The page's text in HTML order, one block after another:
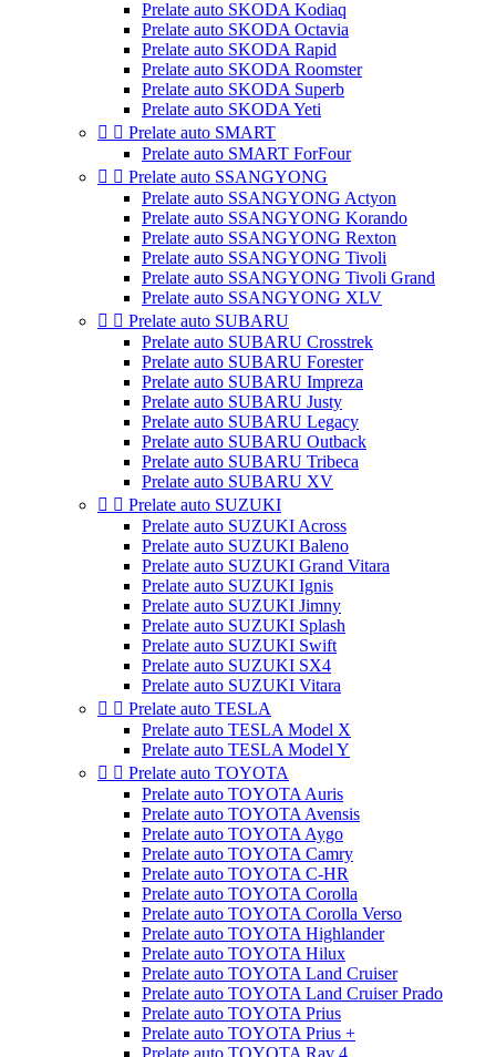
Prelate auto SKODA Kodiaq
Prelate auto SKODA Octavia
Prelate auto SKODA Rapid
Prelate auto SKODA Roomster
Prelate auto SKODA Superb
Prelate auto SKODA Yeti
  Prelate auto SMART
Prelate auto SMART ForFour
  Prelate auto SSANGYONG
Prelate auto SSANGYONG Actyon
Prelate auto SSANGYONG Korando
Prelate auto SSANGYONG Rexton
Prelate auto SSANGYONG Tivoli
Prelate auto SSANGYONG Tivoli Grand
Prelate auto SSANGYONG XLV
  Prelate auto SUBARU
Prelate auto SUBARU Crosstrek
Prelate auto SUBARU Forester
Prelate auto SUBARU Impreza
Prelate auto SUBARU Justy
Prelate auto SUBARU Legacy
Prelate auto SUBARU Outback
Prelate auto SUBARU Tribeca
Prelate auto SUBARU XV
  Prelate auto SUZUKI
Prelate auto SUZUKI Across
Prelate auto SUZUKI Baleno
Prelate auto SUZUKI Grand Vitara
Prelate auto SUZUKI Ignis
Prelate auto SUZUKI Jimny
Prelate auto SUZUKI Splash
Prelate auto SUZUKI Swift
Prelate auto SUZUKI SX4
Prelate auto SUZUKI Vitara
  Prelate auto TESLA
Prelate auto TESLA Model X
Prelate auto TESLA Model Y
  Prelate auto TOYOTA
Prelate auto TOYOTA Auris
Prelate auto TOYOTA Avensis
Prelate auto TOYOTA Aygo
Prelate auto TOYOTA Camry
Prelate auto TOYOTA C-HR
Prelate auto TOYOTA Corolla
Prelate auto TOYOTA Corolla Verso
Prelate auto TOYOTA Highlander
Prelate auto TOYOTA Hilux
Prelate auto TOYOTA Land Cruiser
Prelate auto TOYOTA Land Cruiser Prado
Prelate auto TOYOTA Prius
Prelate auto TOYOTA Prius +
Prelate auto TOYOTA Rav 4